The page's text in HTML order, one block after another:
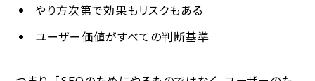
やり方次第で効果もリスクもある
ユーザー価値がすべての判断基準